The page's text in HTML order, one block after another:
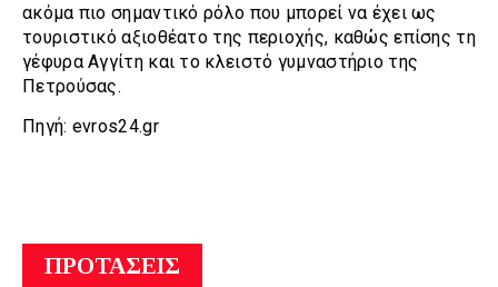
ακόμα πιο σημαντικό ρόλο που μπορεί να έχει ως
τουριστικό αξιοθέατο της περιοχής, καθώς επίσης τη
γέφυρα Αγγίτη και το κλειστό γυμναστήριο της
Πετρούσας.
Πηγή: evros24.gr
ΠΡΟΤΑΣΕΙΣ